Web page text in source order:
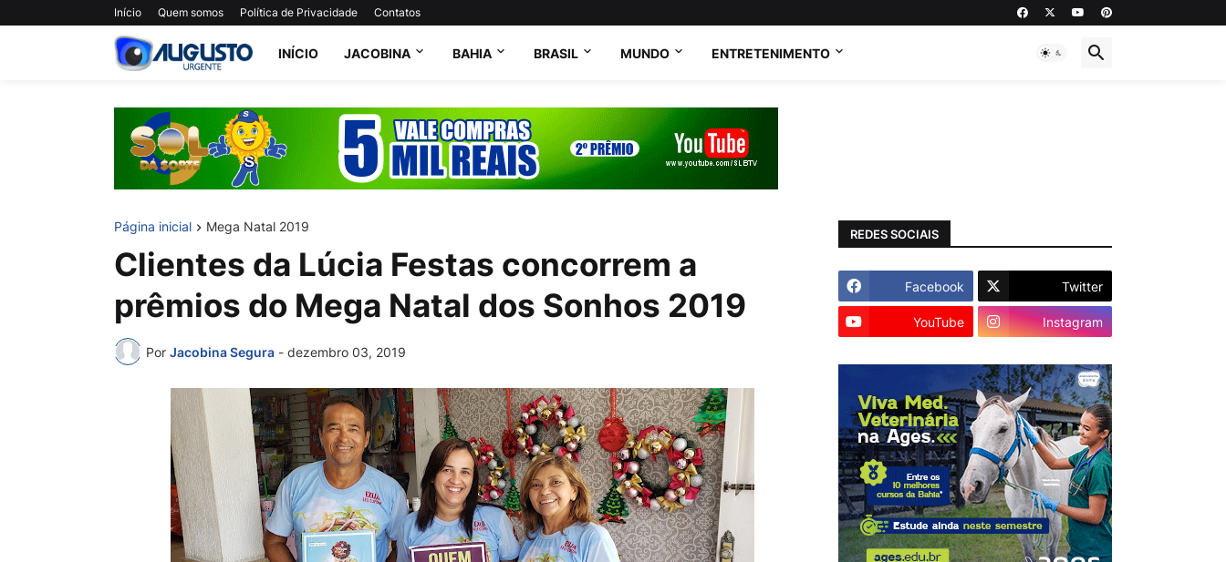
Início Quem somos Política de Privacidade Contatos
INÍCIO JACOBINA BAHIA BRASIL MUNDO ENTRETENIMENTO
Página inicial Mega Natal 2019
Clientes da Lúcia Festas concorrem a
prêmios do Mega Natal dos Sonhos 2019
Por Jacobina Segura - dezembro 03, 2019
REDES SOCIAIS
Facebook Twitter
YouTube Instagram